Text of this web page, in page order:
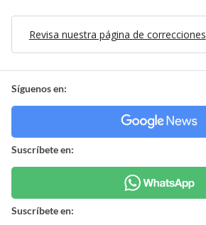
Revisa nuestra página de correcciones
Síguenos en:
Suscríbete en:
Suscríbete en: